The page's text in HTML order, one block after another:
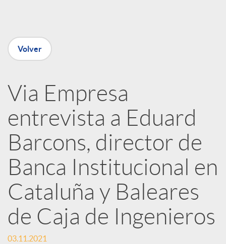
n
e
d
e
s
S
Volver
Via Empresa
entrevista a Eduard
Barcons, director de
Banca Institucional en
Cataluña y Baleares
de Caja de Ingenieros
03.11.2021